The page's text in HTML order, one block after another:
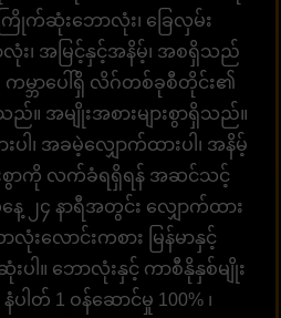
က်ဆုံးဘောလုံး၊ ခြေလှမ်း
၊ အမြင့်နှင့်အနိမ့်၊ အစရှိသည်
မ္ဘာပေါ်ရှိ လိဂ်တစ်ခုစီတိုင်း၏
အမျိုးအစားများစွာရှိသည်။
ပါ၊ အခမဲ့လျှောက်ထားပါ၊ အနိမ့်
ားစွာကို လက်ခံရရှိရန် အဆင်သင့်
ေ့ ၂၄ နာရီအတွင်း လျှောက်ထား
းလောင်းကစား မြန်မာနှင့်
ပါ။ ဘောလုံးနှင့် ကာစီနိုနှစ်မျိုး
ါတ် 1 ဝန်ဆောင်မှု 100% ၊